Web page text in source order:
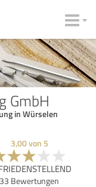
GmbH
in Würselen
3,00von 5
33 Bewertungen